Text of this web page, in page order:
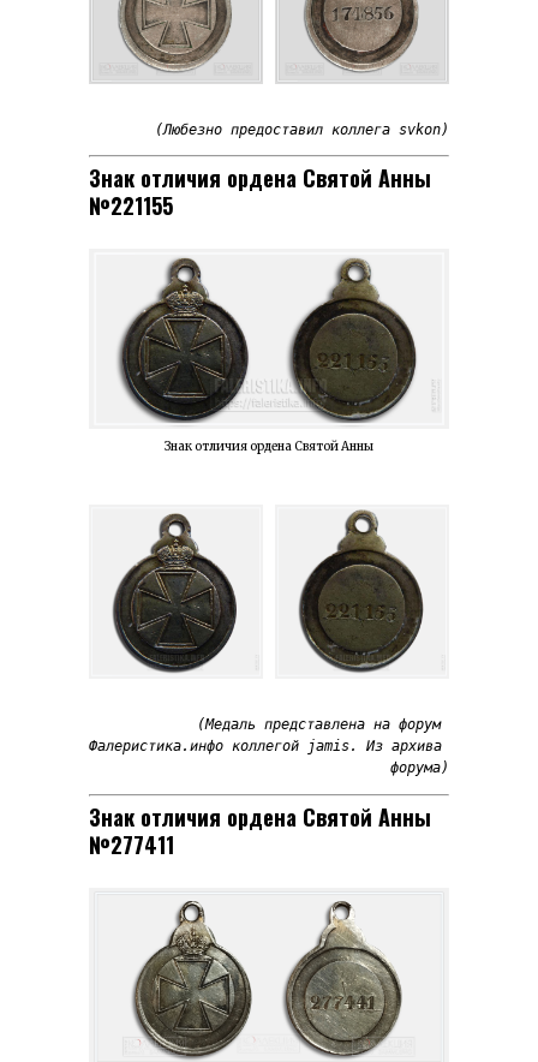
(Любезно предоставил коллега svkon)
Знак отличия ордена Святой Анны
№221155
Знак отличия ордена Святой Анны
(Медаль представлена на форум
Фалеристика.инфо коллегой jamis. Из архива
форума)
Знак отличия ордена Святой Анны
№277411